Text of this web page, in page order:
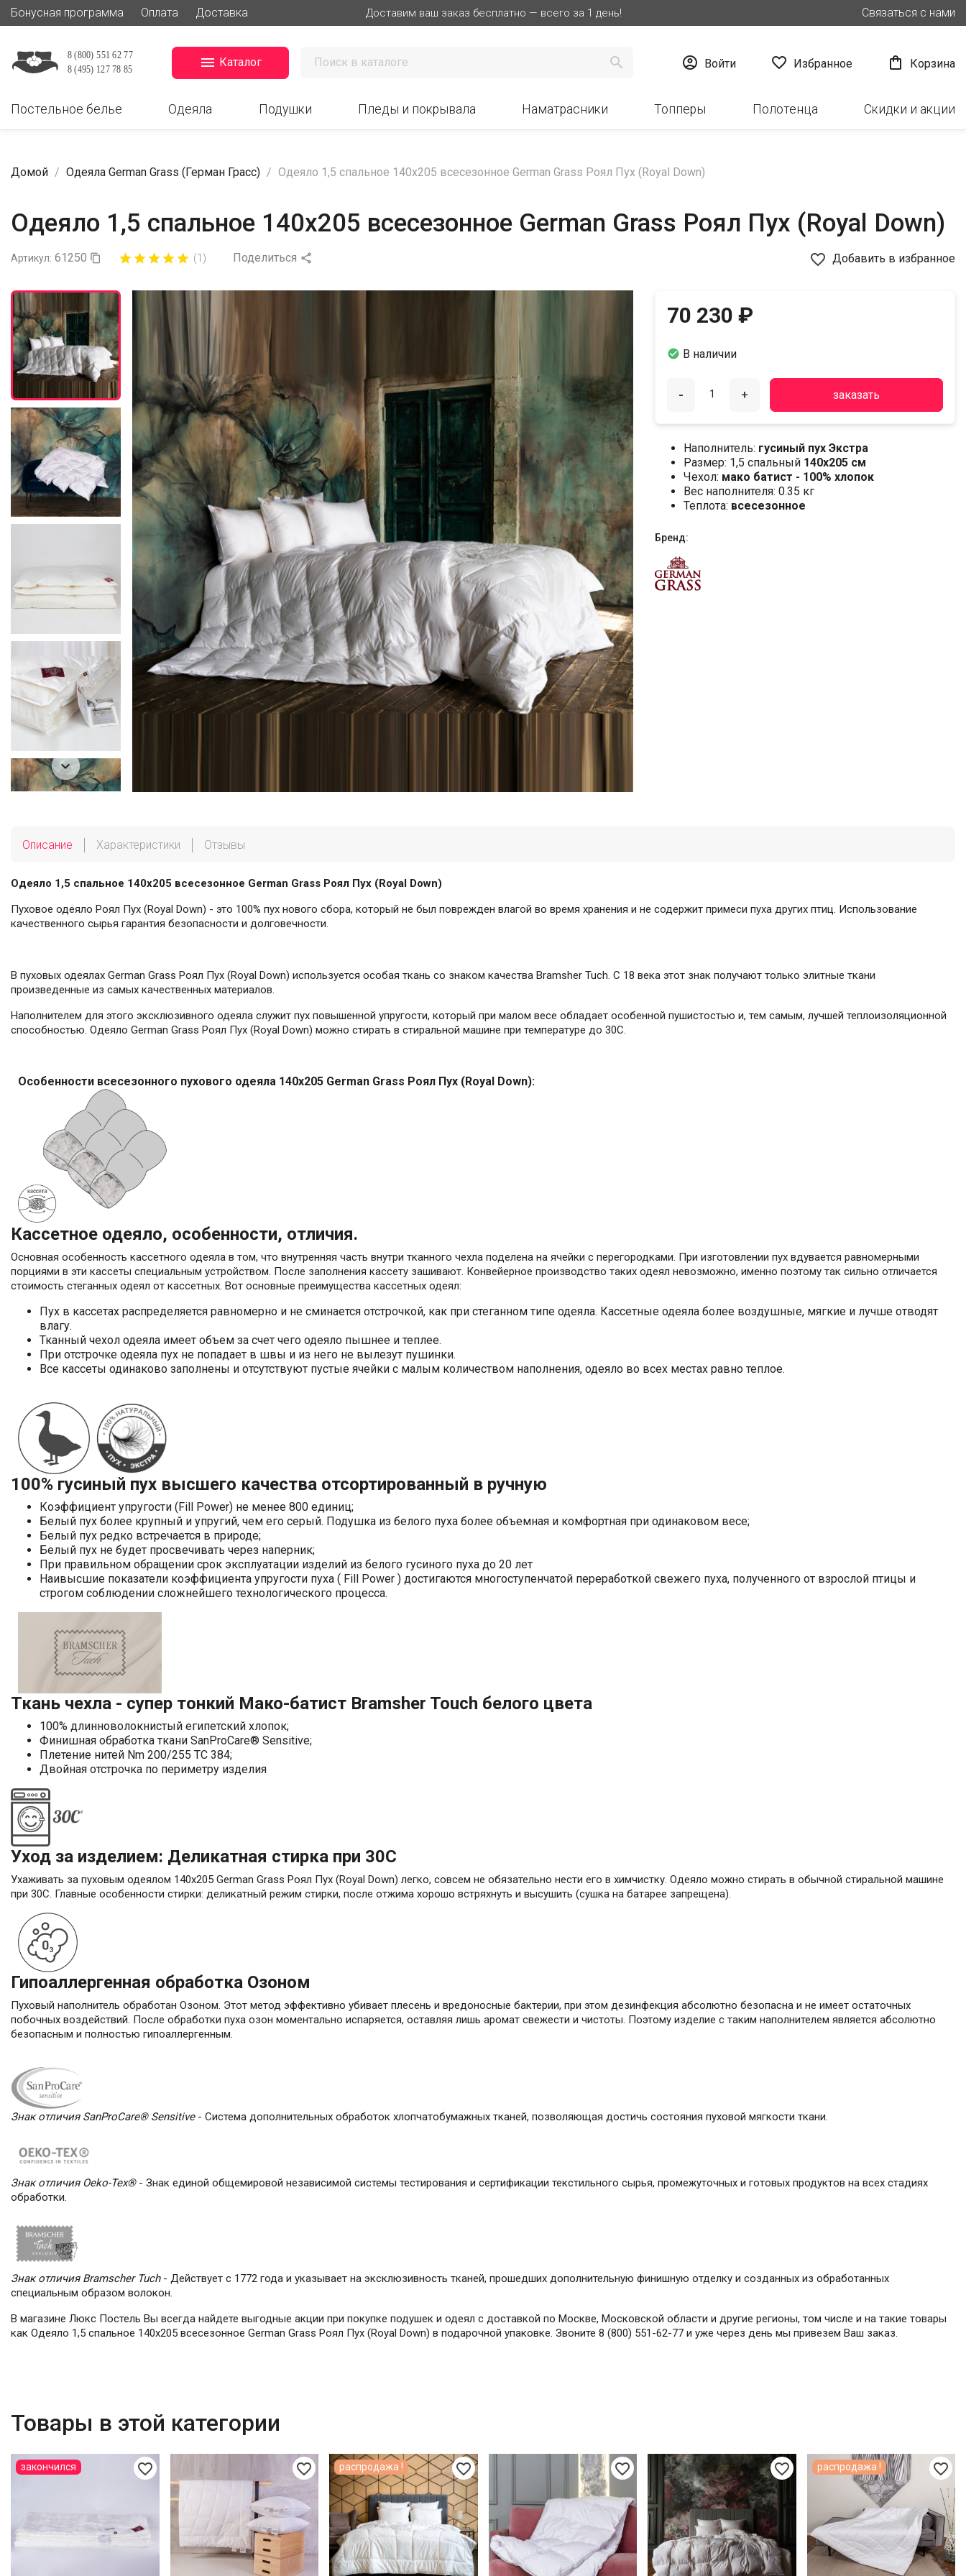
Бонусная программа Оплата Доставка Доставим ваш заказ бесплатно — всего за 1 день! Связаться с нами
 Каталог   Войти  Избранное  Корзина
Постельное белье Одеяла Подушки Пледы и покрывала Наматрасники Топперы Полотенца Скидки и акции
Домой Одеяла German Grass (Герман Грасс) Одеяло 1,5 спальное 140х205 всесезонное German Grass Роял Пух (Royal Down)
Одеяло 1,5 спальное 140х205 всесезонное German Grass Роял Пух (Royal Down)
Артикул: 61250  
 (1) Поделиться  favorite_border Добавить в избранное

70 230 ₽
 В наличии
- + заказать
Наполнитель: гусиный пух Экстра
Размер: 1,5 спальный 140х205 см
Чехол: мако батист - 100% хлопок
Вес наполнителя: 0.35 кг
Теплота: всесезонное
Бренд:
Описание Характеристики Отзывы
Одеяло 1,5 спальное 140х205 всесезонное German Grass Роял Пух (Royal Down)
Пуховое одеяло Роял Пух (Royal Down) - это 100% пух нового сбора, который не был поврежден влагой во время хранения и не содержит примеси пуха других птиц. Использование
качественного сырья гарантия безопасности и долговечности.
В пуховых одеялах German Grass Роял Пух (Royal Down) используется особая ткань со знаком качества Bramsher Tuch. С 18 века этот знак получают только элитные ткани
произведенные из самых качественных материалов.
Наполнителем для этого эксклюзивного одеяла служит пух повышенной упругости, который при малом весе обладает особенной пушистостью и, тем самым, лучшей теплоизоляционной
способностью. Одеяло German Grass Роял Пух (Royal Down) можно стирать в стиральной машине при температуре до 30С.
Особенности всесезонного пухового одеяла 140x205 German Grass Роял Пух (Royal Down):
Кассетное одеяло, особенности, отличия.
Основная особенность кассетного одеяла в том, что внутренняя часть внутри тканного чехла поделена на ячейки с перегородками. При изготовлении пух вдувается равномерными
порциями в эти кассеты специальным устройством. После заполнения кассету зашивают. Конвейерное производство таких одеял невозможно, именно поэтому так сильно отличается
стоимость стеганных одеял от кассетных. Вот основные преимущества кассетных одеял:
Пух в кассетах распределяется равномерно и не сминается отстрочкой, как при стеганном типе одеяла. Кассетные одеяла более воздушные, мягкие и лучше отводят
влагу.
Тканный чехол одеяла имеет объем за счет чего одеяло пышнее и теплее.
При отстрочке одеяла пух не попадает в швы и из него не вылезут пушинки.
Все кассеты одинаково заполнены и отсутствуют пустые ячейки с малым количеством наполнения, одеяло во всех местах равно теплое.
100% гусиный пух высшего качества отсортированный в ручную
Коэффициент упругости (Fill Power) не менее 800 единиц;
Белый пух более крупный и упругий, чем его серый. Подушка из белого пуха более объемная и комфортная при одинаковом весе;
Белый пух редко встречается в природе;
Белый пух не будет просвечивать через наперник;
При правильном обращении срок эксплуатации изделий из белого гусиного пуха до 20 лет
Наивысшие показатели коэффициента упругости пуха ( Fill Power ) достигаются многоступенчатой переработкой свежего пуха, полученного от взрослой птицы и
строгом соблюдении сложнейшего технологического процесса.
Ткань чехла - супер тонкий Мако-батист Bramsher Touch белого цвета
100% длинноволокнистый египетский хлопок;
Финишная обработка ткани SanProCare® Sensitive;
Плетение нитей Nm 200/255 TC 384;
Двойная отстрочка по периметру изделия
Уход за изделием: Деликатная стирка при 30С
Ухаживать за пуховым одеялом 140х205 German Grass Роял Пух (Royal Down) легко, совсем не обязательно нести его в химчистку. Одеяло можно стирать в обычной стиральной машине
при 30С. Главные особенности стирки: деликатный режим стирки, после отжима хорошо встряхнуть и высушить (сушка на батарее запрещена).
Гипоаллергенная обработка Озоном
Пуховый наполнитель обработан Озоном. Этот метод эффективно убивает плесень и вредоносные бактерии, при этом дезинфекция абсолютно безопасна и не имеет остаточных
побочных воздействий. После обработки пуха озон моментально испаряется, оставляя лишь аромат свежести и чистоты. Поэтому изделие с таким наполнителем является абсолютно
безопасным и полностью гипоаллергенным.
Знак отличия SanProCare® Sensitive - Cистема дополнительных обработок хлопчатобумажных тканей, позволяющая достичь состояния пуховой мягкости ткани.
Знак отличия Oeko-Tex® - Знак единой общемировой независимой системы тестирования и сертификации текстильного сырья, промежуточных и готовых продуктов на всех стадиях
обработки.
Знак отличия Bramscher Tuch- Действует с 1772 года и указывает на эксклюзивность тканей, прошедших дополнительную финишную отделку и созданных из обработанных
специальным образом волокон.
В магазине Люкс Постель Вы всегда найдете выгодные акции при покупке подушек и одеял с доставкой по Москве, Московской области и другие регионы, том числе и на такие товары
как Одеяло 1,5 спальное 140х205 всесезонное German Grass Роял Пух (Royal Down) в подарочной упаковке. Звоните 8 (800) 551-62-77 и уже через день мы привезем Ваш заказ.
Товары в этой категории
favorite_border
закончился favorite_border favorite_border
распродажа ! favorite_border favorite_border favorite_border
распродажа !